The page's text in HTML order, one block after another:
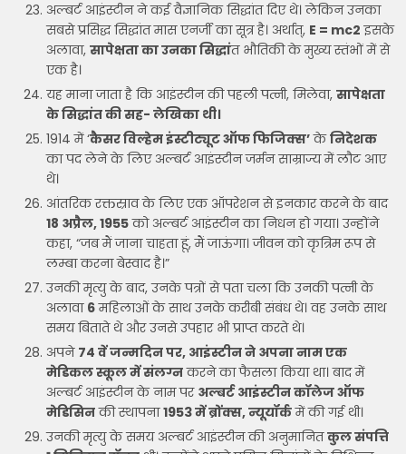
अल्बर्ट आइंस्टीन ने कई वैज्ञानिक सिद्धांत दिए थे। लेकिन उनका
सबसे प्रसिद्ध सिद्धांत मास एनर्जी का सूत्र है। अर्थात्, E = mc2 इसके
अलावा,सापेक्षता का उनका सिद्धांत भौतिकी के मुख्य स्तंभों में से
एक है।
यह माना जाता है कि आइंस्टीन की पहली पत्नी, मिलेवा,सापेक्षता
के सिद्धांत की सह- लेखिका थी।
1914 में ‘कैसर विल्हेम इंस्टीट्यूट ऑफ फिजिक्स’केनिदेशक
का पद लेने के लिए अल्बर्ट आइंस्टीन जर्मन साम्राज्य में लौट आए
थे।
आंतरिक रक्तस्राव के लिए एक ऑपरेशन से इनकार करने के बाद
18 अप्रैल, 1955को अल्बर्ट आइंस्टीन का निधन हो गया। उन्होंने
कहा, “जब मैं जाना चाहता हूं, मैं जाऊंगा। जीवन को कृत्रिम रूप से
लम्बा करना बेस्वाद है।”
उनकी मृत्यु के बाद, उनके पत्रों से पता चला कि उनकी पत्नी के
अलावा 6महिलाओं के साथ उनके करीबी संबंध थे। वह उनके साथ
समय बिताते थे और उनसे उपहार भी प्राप्त करते थे।
अपने 74 वें जन्मदिन पर, आइंस्टीन ने अपना नाम एक
मेडिकल स्कूल में संलग्नकरने का फैसला किया था। बाद में
अल्बर्ट आइंस्टीन के नाम पर अल्बर्ट आइंस्टीन कॉलेज ऑफ
मेडिसिनकी स्थापना1953 में ब्रोंक्स, न्यूयॉर्कमें की गई थी।
उनकी मृत्यु के समय अल्बर्ट आइंस्टीन की अनुमानितकुल संपत्ति